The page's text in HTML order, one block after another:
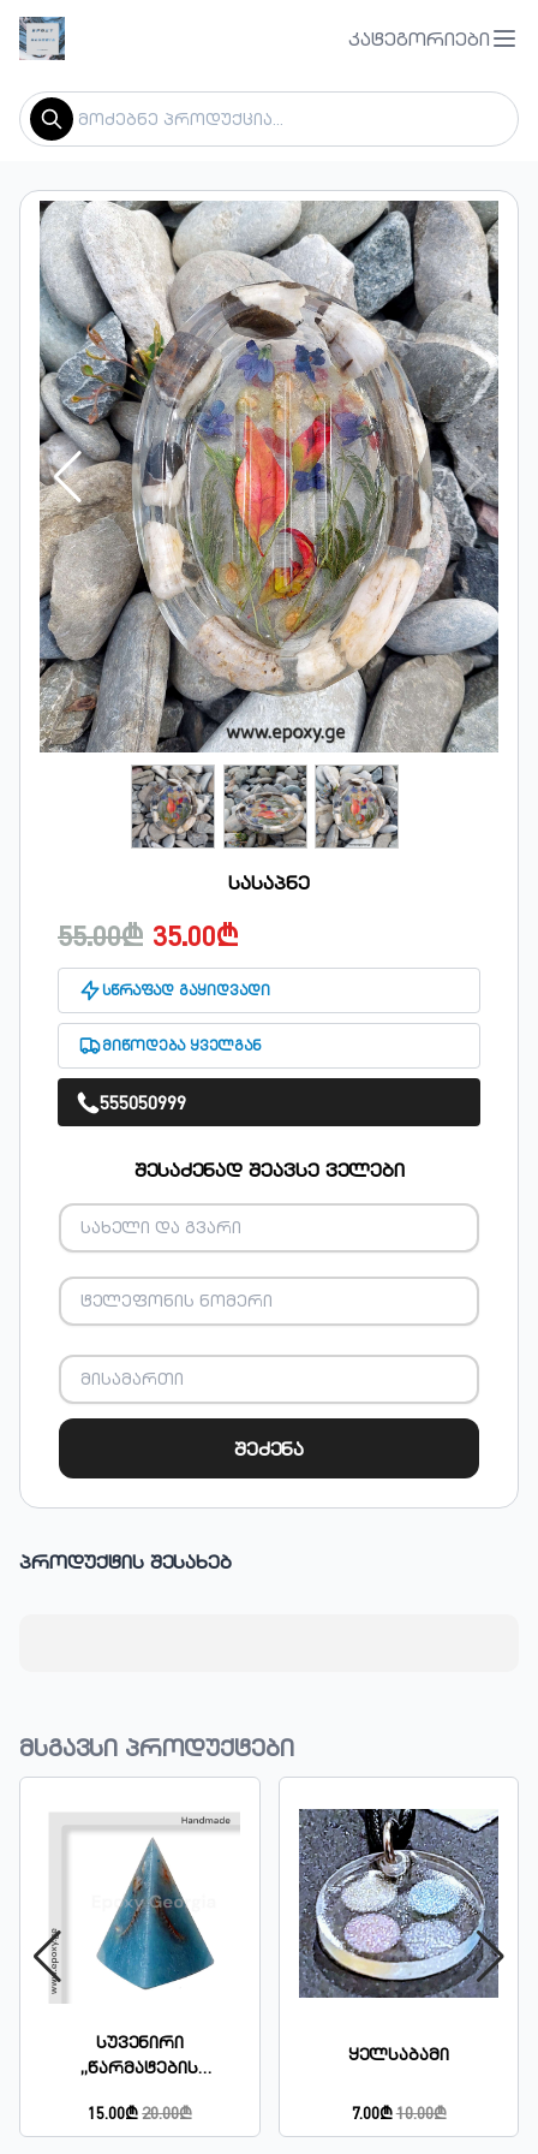
კატეგორიები
სასაპნე
55.00₾ 35.00₾
სწრაფად გაყიდვადი
მიწოდება ყველგან
555050999
შესაძენად შეავსე ველები
შეძენა
პროდუქტის შესახებ
მსგავსი პროდუქტები
Სუვენირი
,,წარმატების
15.00₾ 20.00₾
Ყელსაბამი
7.00₾ 10.00₾